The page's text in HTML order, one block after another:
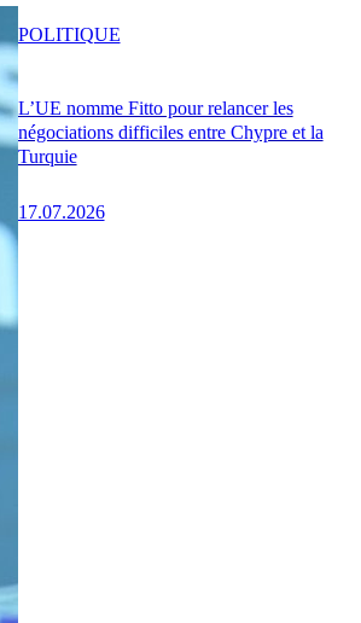
L’UE nomme Fitto pour relancer les
négociations difficiles entre Chypre et la
Turquie
17.07.2026
POLITIQUE